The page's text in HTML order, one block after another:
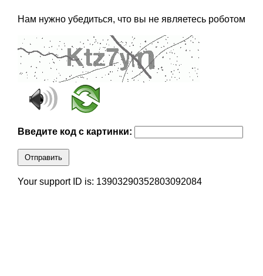
Нам нужно убедиться, что вы не являетесь роботом
Введите код с картинки:
Отправить
Your support ID is: 13903290352803092084